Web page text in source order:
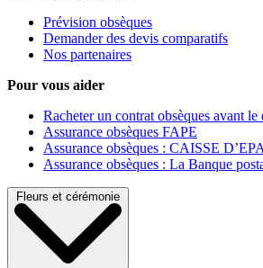
Prévision obsèques
Demander des devis comparatifs
Nos partenaires
Pour vous aider
Racheter un contrat obsèques avant le
Assurance obsèques FAPE
Assurance obsèques : CAISSE
Assurance obsèques : La Banque
Fleurs et cérémonie